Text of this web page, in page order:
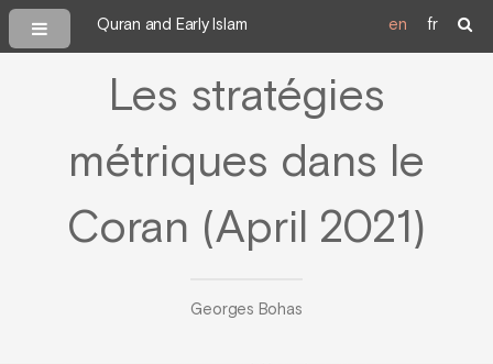
Quran and Early Islam en fr
Les stratégies
métriques dans le
Coran (April 2021)
Georges Bohas